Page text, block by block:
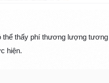
thể thấy phí thương lượng
hiện.